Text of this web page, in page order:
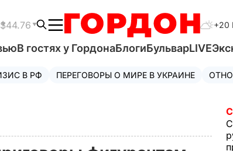
$44.76 +20
В гостях у ГордонаБлогиБульварLIVE
В РФ ПЕРЕГОВОРЫ О МИРЕ В УКРАИНЕ